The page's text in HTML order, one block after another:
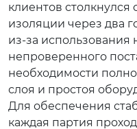
клиентов
изоляции через два
из-за использования
непроверенного
необходимости
слоя и простоя
Для обеспечения
каждая партия